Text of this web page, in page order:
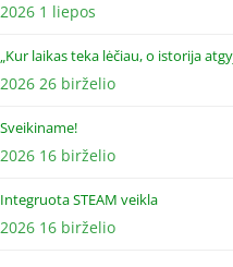
2026 1 liepos
„Kur laikas teka lėčiau, o istorija
2026 26 birželio
Sveikiname!
2026 16 birželio
Integruota STEAM veikla
2026 16 birželio